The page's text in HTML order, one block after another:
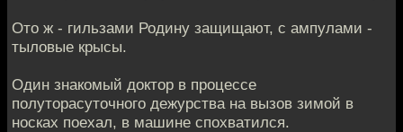
Ото ж - гильзами Родину защищают, с ампулами -
тыловые крысы.
Один знакомый доктор в процессе
полуторасуточного дежурства на вызов зимой в
носках поехал, в машине спохватился.